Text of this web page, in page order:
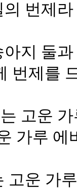
의 번제
아지 둘
번제를
고운
가루
고운 가